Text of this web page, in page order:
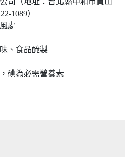
1089）
處
、食品醃製
碘為必需營養素